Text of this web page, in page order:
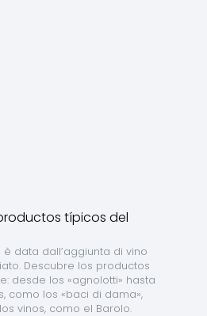
è data dall’aggiunta di vino
Descubre los productos
desde los «agnolotti» hasta
como los «baci di dama»,
vinos, como el Barolo.